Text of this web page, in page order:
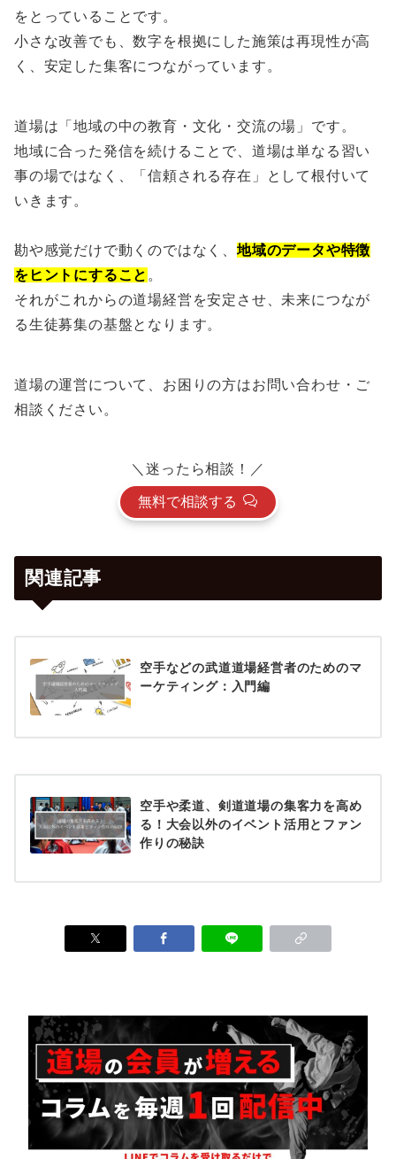
をとっていることです。
小さな改善でも、数字を根拠にした施策は再現性が高
く、安定した集客につながっています。
道場は「地域の中の教育・文化・交流の場」です。
地域に合った発信を続けることで、道場は単なる習い
事の場ではなく、「信頼される存在」として根付いて
いきます。
勘や感覚だけで動くのではなく、 地域のデータや特徴
をヒントにすること 。
それがこれからの道場経営を安定させ、未来につなが
る生徒募集の基盤となります。
道場の運営について、お困りの方はお問い合わせ・ご
相談ください。
＼迷ったら相談！／
無料で相談する
関連記事
空手などの武道道場経営者のためのマ
ーケティング：入門編
空手や柔道、剣道道場の集客力を高め
る！大会以外のイベント活用とファン
作りの秘訣